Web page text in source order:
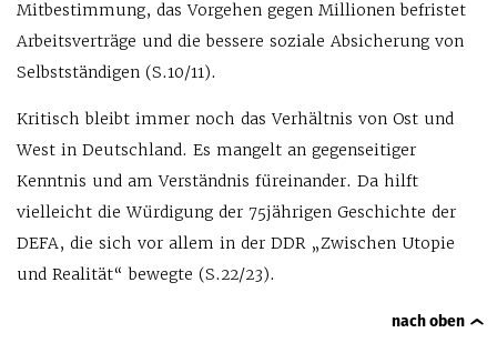
Mitbestimmung, das Vorgehen gegen Millionen befristet
Arbeitsverträge und die bessere soziale Absicherung von
Selbstständigen (S.10/11).
Kritisch bleibt immer noch das Verhältnis von Ost und
West in Deutschland. Es mangelt an gegenseitiger
Kenntnis und am Verständnis füreinander. Da hilft
vielleicht die Würdigung der 75jährigen Geschichte der
DEFA, die sich vor allem in der DDR „Zwischen Utopie
und Realität“ bewegte (S.22/23).
nach oben